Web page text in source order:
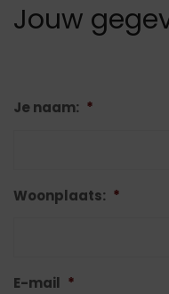
Jouw
Je naam: *
Woonplaats: *
E-mail *